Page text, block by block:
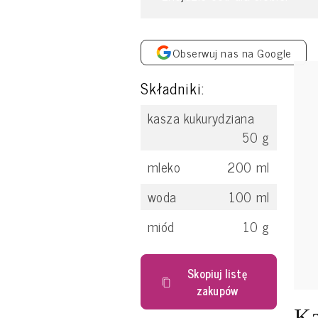
Obserwuj nas na Google
Składniki:
kasza kukurydziana
50 g
mleko
200 ml
woda
100 ml
miód
10 g
Skopiuj listę
zakupów